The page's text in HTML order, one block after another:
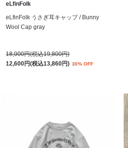
eLfinFolk
eLfinFolk うさぎ耳キャップ / Bunny
Wool Cap gray
18,000円(税込19,800円)
12,600円(税込13,860円) 30% OFF